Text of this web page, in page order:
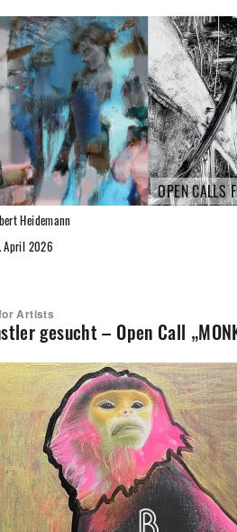
OPEN CALLS
Heidemann
April 2026
Artists
gesucht – Open Call